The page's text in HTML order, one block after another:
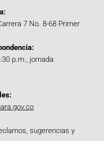
7 No. 8-68 Primer
p.m., jornada
sugerencias y